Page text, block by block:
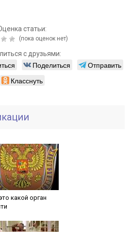
статьи:
(пока оценок нет)
с друзьями:
Поделиться
Отправить
Класснуть
какой орган